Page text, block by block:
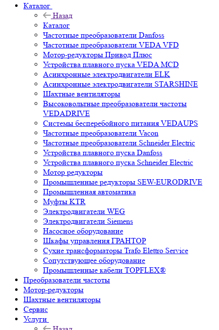
Каталог
Назад
Каталог
Частотные преобразователи Danfoss
Частотные преобразователи VEDA VFD
Мотор-редукторы Привод Плюс
Устройства плавного пуска VEDA MCD
Асинхронные электродвигатели ELK
Асинхронные электродвигатели STARSHINE
Шахтные вентиляторы
Высоковольтные преобразователи частоты
VEDADRIVE
Системы бесперебойного питания VEDAUPS
Частотные преобразователи Vacon
Частотные преобразователи Schneider Electric
Устройства плавного пуска Danfoss
Устройства плавного пуска Schneider Electric
Мотор редукторы
Промышленные редукторы SEW-EURODRIVE
Промышленная автоматика
Муфты KTR
Электродвигатели WEG
Электродвигатели Siemens
Насосное оборудование
Шкафы управления ГРАНТОР
Сухие трансформаторы Trafo Elettro Service
Сопутствующее оборудование
Промышленные кабели TOPFLEX®
Преобразователи частоты
Мотор-редукторы
Шахтные вентиляторы
Сервис
Услуги